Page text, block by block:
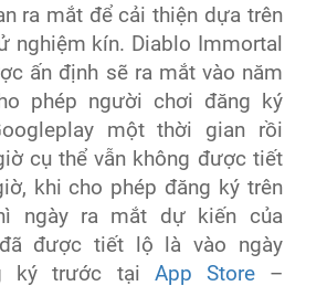
ra mắt để cải thiện dựa trên
nghiệm kín. Diablo Immortal
ấn định sẽ ra mắt vào năm
phép người chơi đăng ký
một thời gian rồi
cụ thể vẫn không được tiết
khi cho phép đăng ký trên
ngày ra mắt dự kiến của
được tiết lộ là vào ngày
ký trước tại App Store–